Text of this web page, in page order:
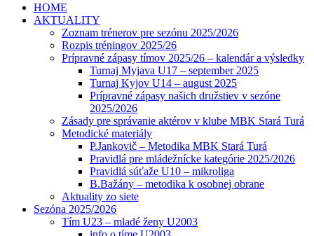
HOME
AKTUALITY
Zoznam trénerov pre sezónu 2025/2026
Rozpis tréningov 2025/26
Prípravné zápasy tímov 2025/26 – kalendár a výsledky
Turnaj Myjava U17 – september 2025
Turnaj Kyjov U14 – august 2025
Prípravné zápasy našich družstiev v sezóne
2025/2026
Zásady pre správanie aktérov v klube MBK Stará Turá
Metodické materiály
P.Jankovič – Metodika MBK Stará Turá
Pravidlá pre mládežnícke kategórie 2025/2026
Pravidlá súťaže U10 – mikroliga
B.Bažány – metodika k osobnej obrane
Aktuality zo siete
Sezóna 2025/2026
Tím U23 – mladé ženy U2003